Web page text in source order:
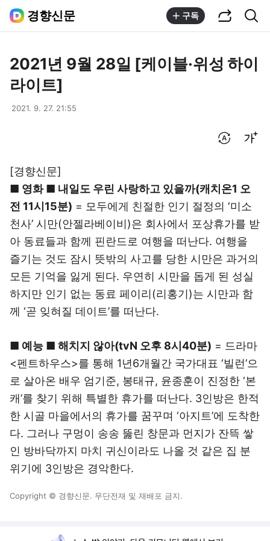
경향신문 구독
2021년 9월 28일 [케이블·위성 하이
라이트]
2021. 9. 27. 21:55
[경향신문]
■ 영화 ■ 내일도 우린 사랑하고 있을까(캐치온1 오
전 11시15분) = 모두에게 친절한 인기 절정의 ‘미소
천사’ 시만(안젤라베이비)은 회사에서 포상휴가를 받
아 동료들과 함께 핀란드로 여행을 떠난다. 여행을
즐기는 것도 잠시 뜻밖의 사고를 당한 시만은 과거의
모든 기억을 잃게 된다. 우연히 시만을 돕게 된 성실
하지만 인기 없는 동료 페이리(리홍기)는 시만과 함
께 ‘곧 잊혀질 데이트’를 떠난다.
■ 예능 ■ 해치지 않아(tvN 오후 8시40분) = 드라마
<펜트하우스>를 통해 1년6개월간 국가대표 ‘빌런’으
로 살아온 배우 엄기준, 봉태규, 윤종훈이 진정한 ‘본
캐’를 찾기 위해 특별한 휴가를 떠난다. 3인방은 한적
한 시골 마을에서의 휴가를 꿈꾸며 ‘아지트’에 도착한
다. 그러나 구멍이 송송 뚫린 창문과 먼지가 잔뜩 쌓
인 방바닥까지 마치 귀신이라도 나올 것 같은 집 분
위기에 3인방은 경악한다.
Copyright © 경향신문. 무단전재 및 재배포 금지.